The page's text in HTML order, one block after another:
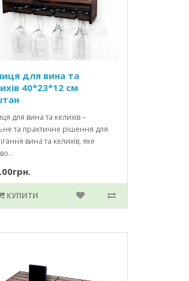
для вина та
40*23*12 см
для вина та келихів –
та практичне рішення для
вина та келихів, яке
КУПИТИ